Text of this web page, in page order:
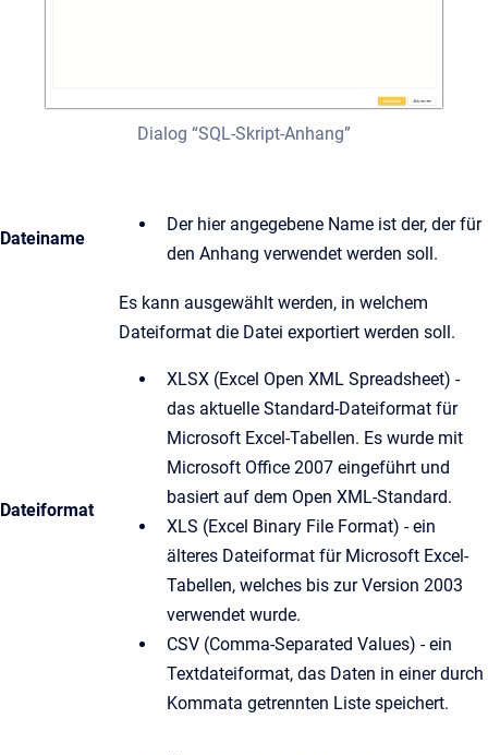
Dialog “SQL-Skript-Anhang”
Dateiname
Der hier angegebene Name ist der, der für
den Anhang verwendet werden soll.
Dateiformat
Es kann ausgewählt werden, in welchem
Dateiformat die Datei exportiert werden soll.
XLSX (Excel Open XML Spreadsheet) -
das aktuelle Standard-Dateiformat für
Microsoft Excel-Tabellen. Es wurde mit
Microsoft Office 2007 eingeführt und
basiert auf dem Open XML-Standard.
XLS (Excel Binary File Format) - ein
älteres Dateiformat für Microsoft Excel-
Tabellen, welches bis zur Version 2003
verwendet wurde.
CSV (Comma-Separated Values) - ein
Textdateiformat, das Daten in einer durch
Kommata getrennten Liste speichert.